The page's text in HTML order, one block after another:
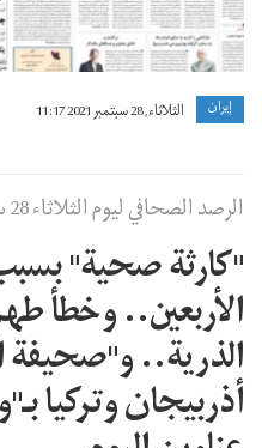
إيران الثلاثاء, 28 سبتمبر 2021 11:17
الرصد الصحافي ليوم الثلاثاء 28 سبتمبر (أيلول) 2021
"كارثة صحية"
الأربعين.. وخطأ
الذرية.. و"صحيفة
أذربيجان وتركيا